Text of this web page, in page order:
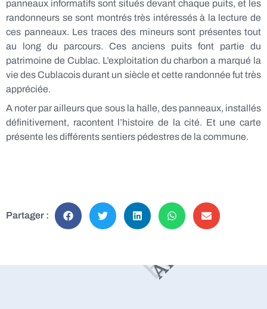
panneaux informatifs sont situés devant chaque puits, et les
randonneurs se sont montrés très intéressés à la lecture de
ces panneaux. Les traces des mineurs sont présentes tout
au long du parcours. Ces anciens puits font partie du
patrimoine de Cublac. L’exploitation du charbon a marqué la
vie des Cublacois durant un siècle et cette randonnée fut très
appréciée.
A noter par ailleurs que sous la halle, des panneaux, installés
définitivement, racontent l’histoire de la cité. Et une carte
présente les différents sentiers pédestres de la commune.
Partager :